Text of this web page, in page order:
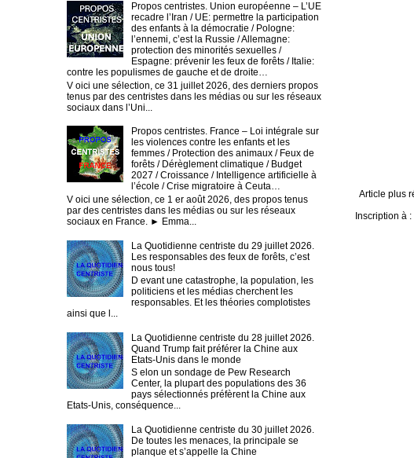
Article plus
Inscription à :
Propos centristes. Union européenne – L’UE
recadre l’Iran / UE: permettre la participation
des enfants à la démocratie / Pologne:
l’ennemi, c’est la Russie / Allemagne:
protection des minorités sexuelles /
Espagne: prévenir les feux de forêts / Italie:
contre les populismes de gauche et de droite…
V oici une sélection, ce 31 juillet 2026, des derniers propos
tenus par des centristes dans les médias ou sur les réseaux
sociaux dans l’Uni...
Propos centristes. France – Loi intégrale sur
les violences contre les enfants et les
femmes / Protection des animaux / Feux de
forêts / Dérèglement climatique / Budget
2027 / Croissance / Intelligence artificielle à
l’école / Crise migratoire à Ceuta…
V oici une sélection, ce 1 er août 2026, des propos tenus
par des centristes dans les médias ou sur les réseaux
sociaux en France. ► Emma...
La Quotidienne centriste du 29 juillet 2026.
Les responsables des feux de forêts, c’est
nous tous!
D evant une catastrophe, la population, les
politiciens et les médias cherchent les
responsables. Et les théories complotistes
ainsi que l...
La Quotidienne centriste du 28 juillet 2026.
Quand Trump fait préférer la Chine aux
Etats-Unis dans le monde
S elon un sondage de Pew Research
Center, la plupart des populations des 36
pays sélectionnés préfèrent la Chine aux
Etats-Unis, conséquence...
La Quotidienne centriste du 30 juillet 2026.
De toutes les menaces, la principale se
planque et s’appelle la Chine